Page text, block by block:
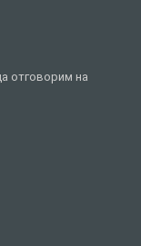
отговорим на